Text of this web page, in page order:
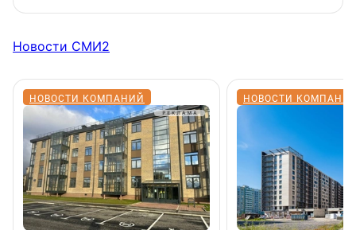
Новости СМИ2
НОВОСТИ КОМПАНИЙ НОВОСТИ